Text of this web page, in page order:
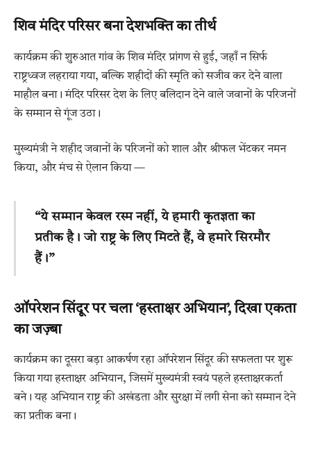
शिव मंदिर परिसर बना देशभक्ति का तीर्थ
कार्यक्रम की शुरुआत गांव के शिव मंदिर प्रांगण से हुई, जहाँ न सिर्फ
राष्ट्रध्वज लहराया गया, बल्कि शहीदों की स्मृति को सजीव कर देने वाला
माहौल बना। मंदिर परिसर देश के लिए बलिदान देने वाले जवानों के परिजनों
के सम्मान से गूंज उठा।
मुख्यमंत्री ने शहीद जवानों के परिजनों को शाल और श्रीफल भेंटकर नमन
किया, और मंच से ऐलान किया —
“ये सम्मान केवल रस्म नहीं, ये हमारी कृतज्ञता का
प्रतीक है। जो राष्ट्र के लिए मिटते हैं, वे हमारे सिरमौर
हैं।”
ऑपरेशन सिंदूर पर चला ‘हस्ताक्षर अभियान’, दिखा एकता
का जज़्बा
कार्यक्रम का दूसरा बड़ा आकर्षण रहा ऑपरेशन सिंदूर की सफलता पर शुरू
किया गया हस्ताक्षर अभियान, जिसमें मुख्यमंत्री स्वयं पहले हस्ताक्षरकर्ता
बने। यह अभियान राष्ट्र की अखंडता और सुरक्षा में लगी सेना को सम्मान देने
का प्रतीक बना।